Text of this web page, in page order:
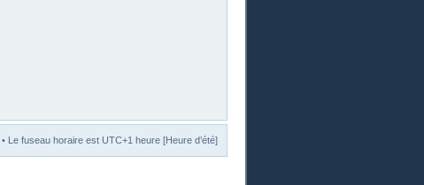
• Le fuseau horaire est UTC+1 heure [Heure d’été]